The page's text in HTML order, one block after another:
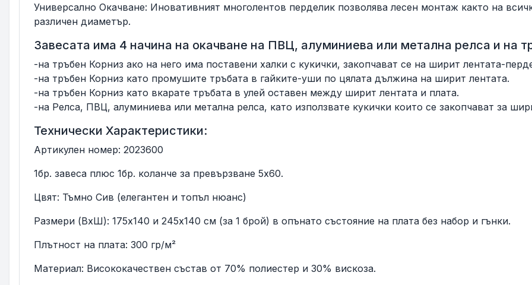
Универсално Окачване: Иновативният многолентов перделик позволява лесен монтаж както на
различен диаметър.
Завесата има 4 начина на окачване на ПВЦ, алуминиева или метална релса и на
-на тръбен Корниз ако на него има поставени халки с кукички, закопчават се на ширит лентата-
-на тръбен Корниз като промушите тръбата в гайките-уши по цялата дължина на ширит лентата.
-на тръбен Корниз като вкарате тръбата в улей оставен между ширит лентата и плата.
-на Релса, ПВЦ, алуминиева или метална релса, като използвате кукички които се закопчават за
Технически Характеристики:
Артикулен номер: 2023600
1бр. завеса плюс 1бр. коланче за превързване 5х60.
Цвят: Тъмно Сив (елегантен и топъл нюанс)
Размери (ВxШ): 175х140 и 245x140 см (за 1 брой) в опънато състояние на плата без набор и гънки.
Плътност на плата: 300 гр/м²
Материал: Висококачествен състав от 70% полиестер и 30% вискоза.